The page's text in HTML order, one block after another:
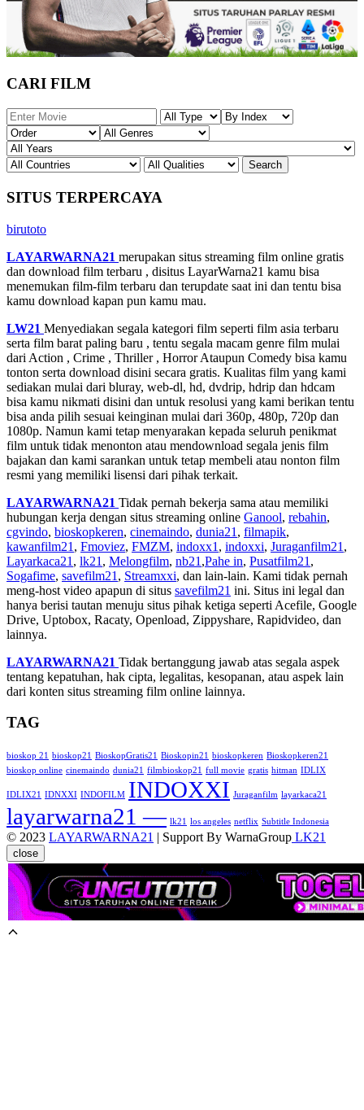
CARI FILM
SITUS TERPERCAYA
birutoto
LAYARWARNA21 merupakan situs streaming film online gratis
dan download film terbaru , disitus LayarWarna21 kamu bisa
menemukan film-film terbaru dan terupdate saat ini dan tentu bisa
kamu download kapan pun kamu mau.
LW21 Menyediakan segala kategori film seperti film asia terbaru
serta film barat paling baru , tentu segala macam genre film mulai
dari Action , Crime , Thriller , Horror Ataupun Comedy bisa kamu
tonton serta download disini secara gratis. Kualitas film yang kami
sediakan mulai dari bluray, web-dl, hd, dvdrip, hdrip dan hdcam
bisa kamu nikmati disini dan untuk resolusi yang kami berikan tentu
bisa anda pilih sesuai keinginan mulai dari 360p, 480p, 720p dan
1080p. Namun kami tetap menyarakan kepada seluruh penikmat
film untuk tidak menonton atau mendownload segala jenis film
bajakan dan kami sarankan untuk tetap membeli atau nonton film
resmi yang memiliki lisensi dari pihak terkait.
LAYARWARNA21 Tidak pernah bekerja sama atau memiliki
hubungan kerja dengan situs streaming online Ganool, rebahin,
cgvindo, bioskopkeren, cinemaindo, dunia21 , filmapik,
kawanfilm21 , Fmoviez, FMZM, indoxx1 , indoxxi, Juraganfilm21 ,
Layarkaca21 , lk21 , Melongfilm, nb21 ,Pahe in, Pusatfilm21 ,
Sogafime, savefilm21 , Streamxxi, dan lain-lain. Kami tidak pernah
meng-host video apapun di situs savefilm21 ini. Situs ini legal dan
hanya berisi tautan menuju situs pihak ketiga seperti Acefile, Google
Drive, Uptobox, Racaty, Openload, Zippyshare, Rapidvideo, dan
lainnya.
LAYARWARNA21 Tidak bertanggung jawab atas segala aspek
tentang kepatuhan, hak cipta, legalitas, kesopanan, atau aspek lain
dari konten situs streaming film online lainnya.
TAG
bioskop 21 bioskop21 BioskopGratis21 Bioskopin21 bioskopkeren Bioskopkeren21
bioskop online cinemaindo dunia21 filmbioskop21 full movie gratis hitman IDLIX
IDLIX21 IDNXXI INDOFILM INDOXXI Juraganfilm layarkaca21
layarwarna21 — lk21 los angeles netflix Subtitle Indonesia
© 2023 LAYARWARNA21 | Support By WarnaGroup LK21
close